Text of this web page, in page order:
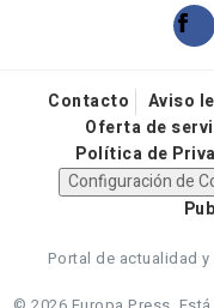
Contacto Aviso
Oferta de
Política de
Configuración de
Portal de actualidad